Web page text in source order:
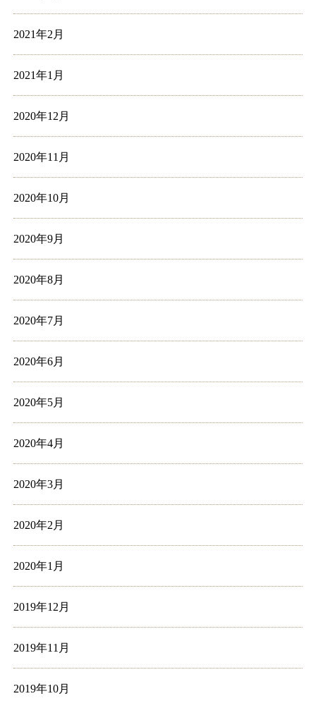
2021年2月
2021年1月
2020年12月
2020年11月
2020年10月
2020年9月
2020年8月
2020年7月
2020年6月
2020年5月
2020年4月
2020年3月
2020年2月
2020年1月
2019年12月
2019年11月
2019年10月